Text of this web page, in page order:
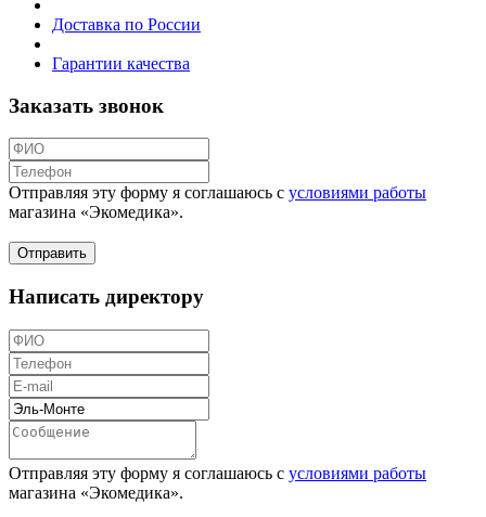
Доставка по России
Гарантии качества
Заказать звонок
Отправляя эту форму я соглашаюсь с условиями работы
магазина «Экомедика».
Написать директору
Отправляя эту форму я соглашаюсь с условиями работы
магазина «Экомедика».